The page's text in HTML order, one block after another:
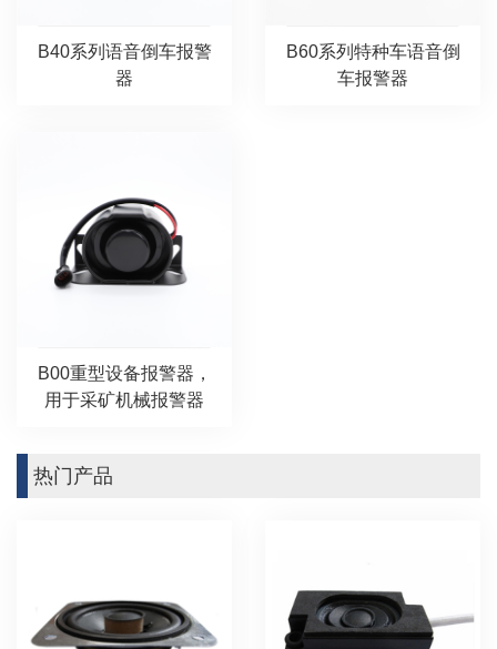
B40系列语音倒车报警
器
B60系列特种车语音倒
车报警器
B00重型设备报警器，
用于采矿机械报警器
热门产品